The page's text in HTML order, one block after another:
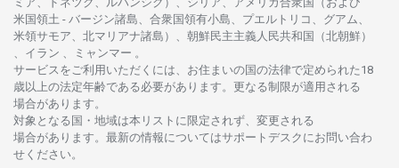
米国領土 - バージン諸島、合衆国領有小島、プエルトリコ、グアム、
米領サモア、 北マリアナ諸島）、 朝鮮民主主義人民共和国 （北朝鮮）
、イラン 、ミャンマー 。
サービスを ご利用いただくには、お住まいの国の法律で定められた 18
歳以上の法定年齢である必要があります。 更なる制限が適用さ れる
場合があります。
対象となる国 ・ 地域は本 リストに限定さ れず、 変更さ れる
場合があります。 最新の情報についてはサポートデスクに お問い合わ
せくださ い。